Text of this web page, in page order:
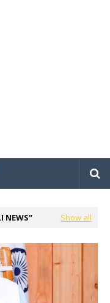
NEWS Show all